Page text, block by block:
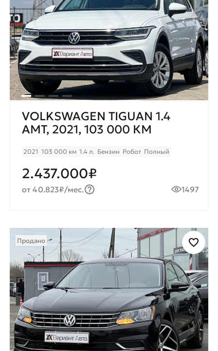
VOLKSWAGEN TIGUAN 1.4
AMT, 2021, 103 000 КМ
2021 103 000 км 1.4 л. Бензин Робот Полный
2.437.000₽
от 40.823₽/мес. 1497
Продано